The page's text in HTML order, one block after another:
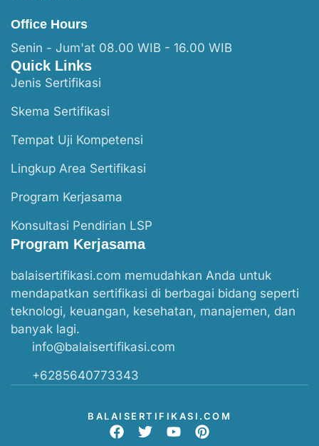
Office Hours
Senin - Jum'at 08.00 WIB - 16.00 WIB
Quick Links
Jenis Sertifikasi
Skema Sertifikasi
Tempat Uji Kompetensi
Lingkup Area Sertifikasi
Program Kerjasama
Konsultasi Pendirian LSP
Program Kerjasama
balaisertifikasi.com memudahkan Anda untuk
mendapatkan sertifikasi di berbagai bidang seperti
teknologi, keuangan, kesehatan, manajemen, dan
banyak lagi.
info@balaisertifikasi.com
+6285640773343
BALAISERTIFIKASI.COM